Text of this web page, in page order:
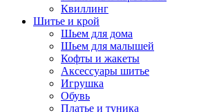
Квиллинг
Шитье и крой
Шьем для дома
Шьем для малышей
Кофты и жакеты
Аксессуары шитье
Игрушка
Обувь
Платье и туника